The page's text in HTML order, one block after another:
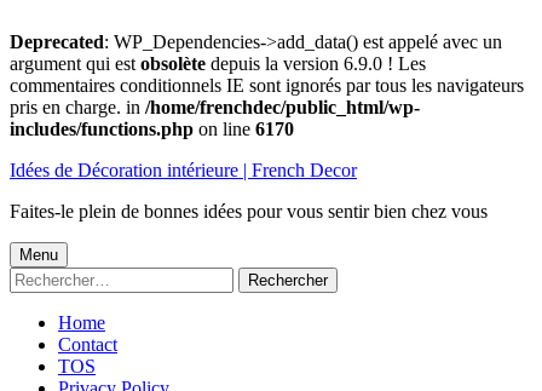
Deprecated: WP_Dependencies->add_data() est appelé avec un
argument qui est obsolète depuis la version 6.9.0 ! Les
commentaires conditionnels IE sont ignorés par tous les navigateurs
pris en charge. in /home/frenchdec/public_html/wp-
includes/functions.php on line 6170
au
Idées de Décoration intérieure | French Decor
Faites-le plein de bonnes idées pour vous sentir bien chez vous
Menu
principal
Menu
Rechercher :
Home
Contact
TOS